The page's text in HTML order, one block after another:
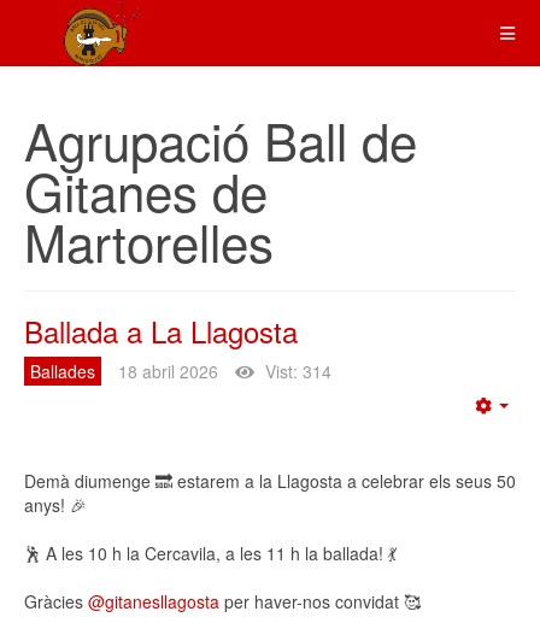
Agrupació Ball de
Gitanes de
Martorelles
Ballada a La Llagosta
Ballades 18 abril 2026 Vist: 314
Demà diumenge 🔜 estarem a la Llagosta a celebrar els seus 50
anys! 🎉
🕺 A les 10 h la Cercavila, a les 11 h la ballada! 💃
Gràcies @gitanesllagosta per haver-nos convidat 🥰